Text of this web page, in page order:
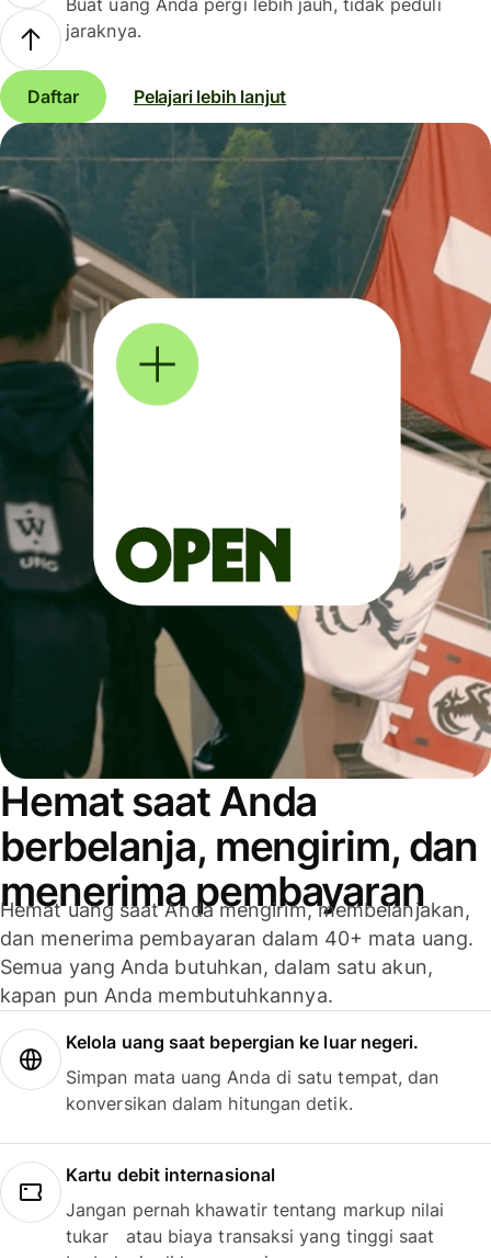
Buat uang Anda pergi lebih jauh, tidak peduli
jaraknya.
Daftar Pelajari lebih lanjut
Hemat saat Anda
berbelanja, mengirim, dan
menerima pembayaran
Hemat uang saat Anda mengirim, membelanjakan,
dan menerima pembayaran dalam 40+ mata uang.
Semua yang Anda butuhkan, dalam satu akun,
kapan pun Anda membutuhkannya.
Kelola uang saat bepergian ke luar negeri.
Simpan mata uang Anda di satu tempat, dan
konversikan dalam hitungan detik.
Kartu debit internasional
Jangan pernah khawatir tentang markup nilai
tukar atau biaya transaksi yang tinggi saat